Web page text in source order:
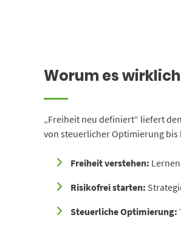
Worum es
„Freiheit neu definiert“ liefert
von steuerlicher Optimierung
Freiheit verstehen:
Risikofrei starten:
Steuerliche Optimierung: